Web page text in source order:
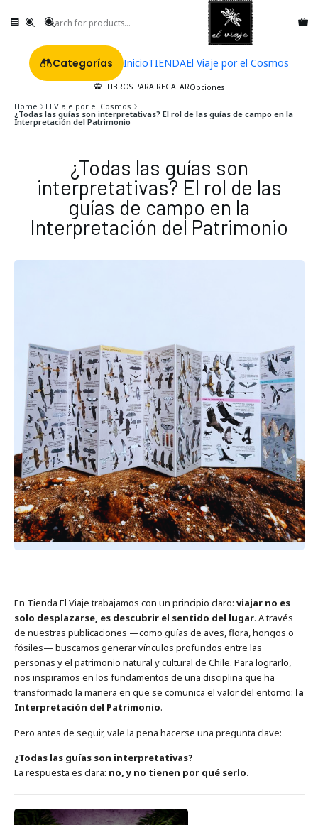
Categorías InicioTIENDAEl Viaje por el Cosmos
LIBROS PARA REGALAROpciones
Home El Viaje por el Cosmos
¿Todas las guías son interpretativas? El rol de las guías de campo en la
Interpretación del Patrimonio
¿Todas las guías son
interpretativas? El rol de las
guías de campo en la
Interpretación del Patrimonio
En Tienda El Viaje trabajamos con un principio claro: viajar no es
solo desplazarse, es descubrir el sentido del lugar. A través
de nuestras publicaciones —como guías de aves, flora, hongos o
fósiles— buscamos generar vínculos profundos entre las
personas y el patrimonio natural y cultural de Chile. Para lograrlo,
nos inspiramos en los fundamentos de una disciplina que ha
transformado la manera en que se comunica el valor del entorno: la
Interpretación del Patrimonio.
Pero antes de seguir, vale la pena hacerse una pregunta clave:
¿Todas las guías son interpretativas?
La respuesta es clara: no, y no tienen por qué serlo.